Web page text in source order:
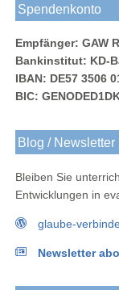
Spendenkonto
Empfänger: GAW
Bankinstitut: KD-
IBAN: DE57 3506
BIC:
Blog / Newsletter
Bleiben Sie
Entwicklungen in
glaube-
Newsletter